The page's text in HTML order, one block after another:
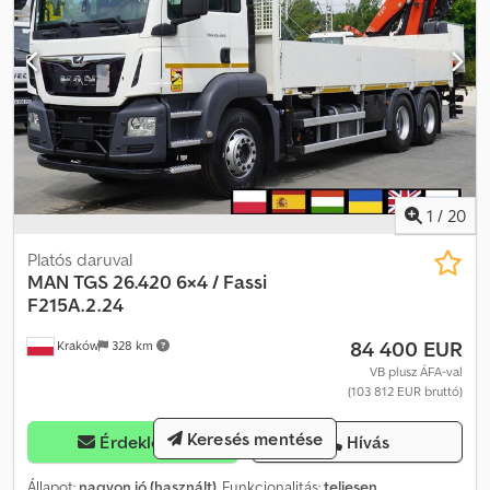
1 / 20
Kraków 328 km
Platós daruval
MAN TGS 26.420 6×4 / Fassi
F215A.2.24
84 400 EUR
VB plusz ÁFA-val
(103 812 EUR bruttó)
Érdeklődni Hívás
Keresés mentése